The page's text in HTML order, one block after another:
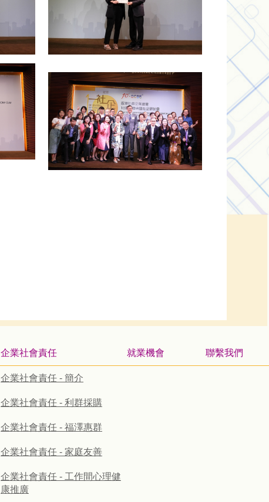
企業社會責任
企業社會責任 - 簡介
企業社會責任 - 利群採購
企業社會責任 - 福澤惠群
企業社會責任 - 家庭友善
企業社會責任 - 工作間心理健
康推廣
就業機會 聯繫我們